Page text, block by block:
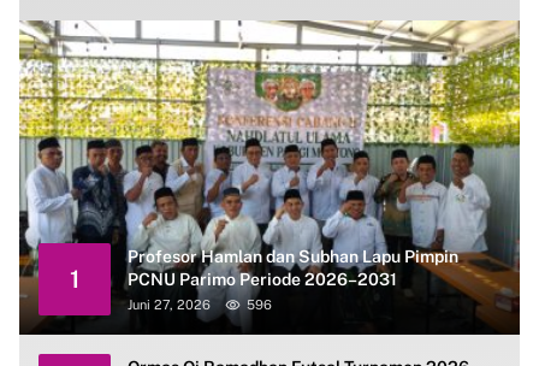
1
Profesor Hamlan dan Subhan Lapu Pimpin
PCNU Parimo Periode 2026–2031
Juni 27, 2026 596